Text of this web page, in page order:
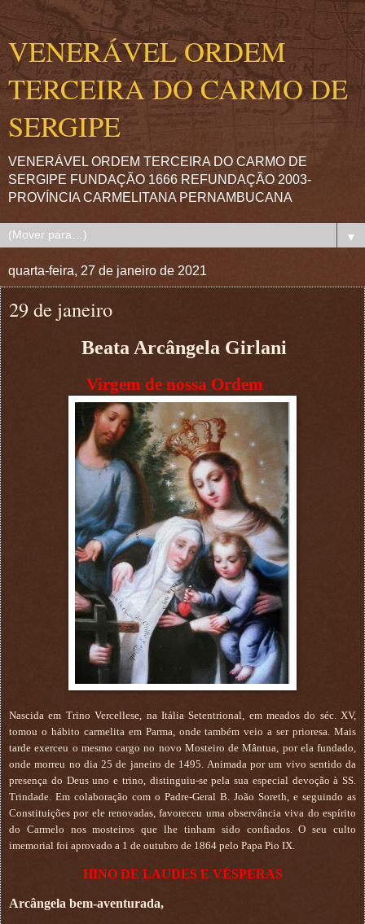
VENERÁVEL ORDEM
TERCEIRA DO CARMO DE
SERGIPE
VENERÁVEL ORDEM TERCEIRA DO CARMO DE
SERGIPE FUNDAÇÃO 1666 REFUNDAÇÃO 2003-
PROVÍNCIA CARMELITANA PERNAMBUCANA
▼
quarta-feira, 27 de janeiro de 2021
29 de janeiro
Beata Arcângela Girlani
Virgem de nossa Ordem
Nascida em Trino Vercellese, na Itália Setentrional, em meados do séc. XV,
tomou o hábito carmelita em Parma, onde também veio a ser prioresa. Mais
tarde exerceu o mesmo cargo no novo Mosteiro de Mântua, por ela fundado,
onde morreu no dia 25 de janeiro de 1495. Animada por um vivo sentido da
presença do Deus uno e trino, distinguiu-se pela sua especial devoção à SS.
Trindade. Em colaboração com o Padre-Geral B. João Soreth, e seguindo as
Constituições por ele renovadas, favoreceu uma observância viva do espírito
do Carmelo nos mosteiros que lhe tinham sido confiados. O seu culto
imemorial foi aprovado a 1 de outubro de 1864 pelo Papa Pio IX.
HINO DE LAUDES E VÉSPERAS
Arcângela bem-aventurada,